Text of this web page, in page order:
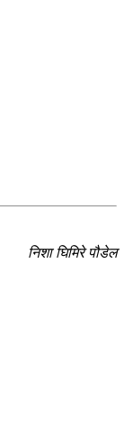
निशा घिमिरे पौडेल